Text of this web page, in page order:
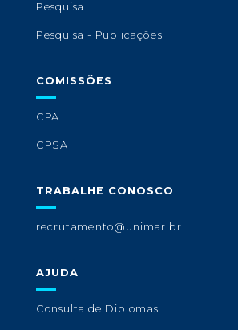
Pesquisa
Pesquisa - Publicações
COMISSÕES
CPA
CPSA
TRABALHE CONOSCO
recrutamento@unimar.br
AJUDA
Consulta de Diplomas